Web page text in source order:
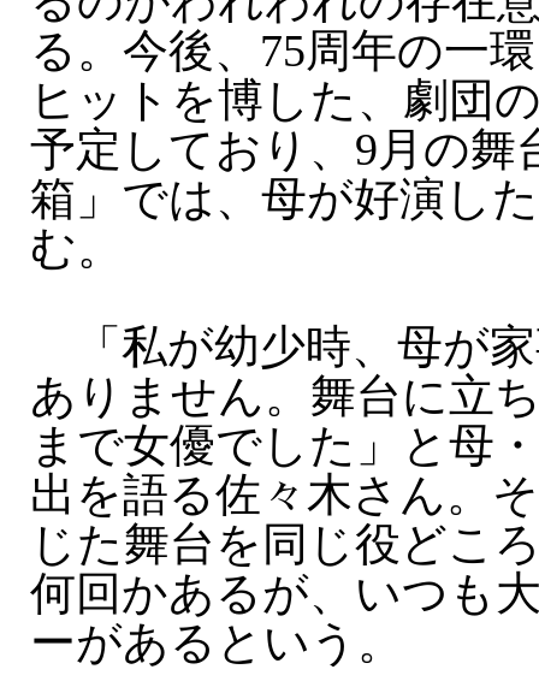
る。今後、75周年の一
ヒットを博した、劇団
予定しており、9月の舞
箱」では、母が好演し
む。
「私が幼少時、母が
ありません。舞台に立
まで女優でした」と母
出を語る佐々木さん。
じた舞台を同じ役どこ
何回かあるが、いつも
ーがあるという。